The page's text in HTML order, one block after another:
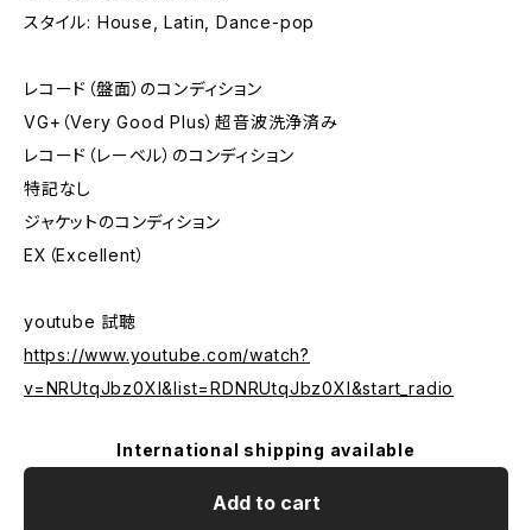
スタイル: House, Latin, Dance-pop
レコード（盤面）のコンディション
VG+（Very Good Plus）超音波洗浄済み
レコード（レーベル）のコンディション
特記なし
ジャケットのコンディション
EX（Excellent）
youtube 試聴
https://www.youtube.com/watch?
v=NRUtqJbz0XI&list=RDNRUtqJbz0XI&start_radio
International shipping available
Add to cart